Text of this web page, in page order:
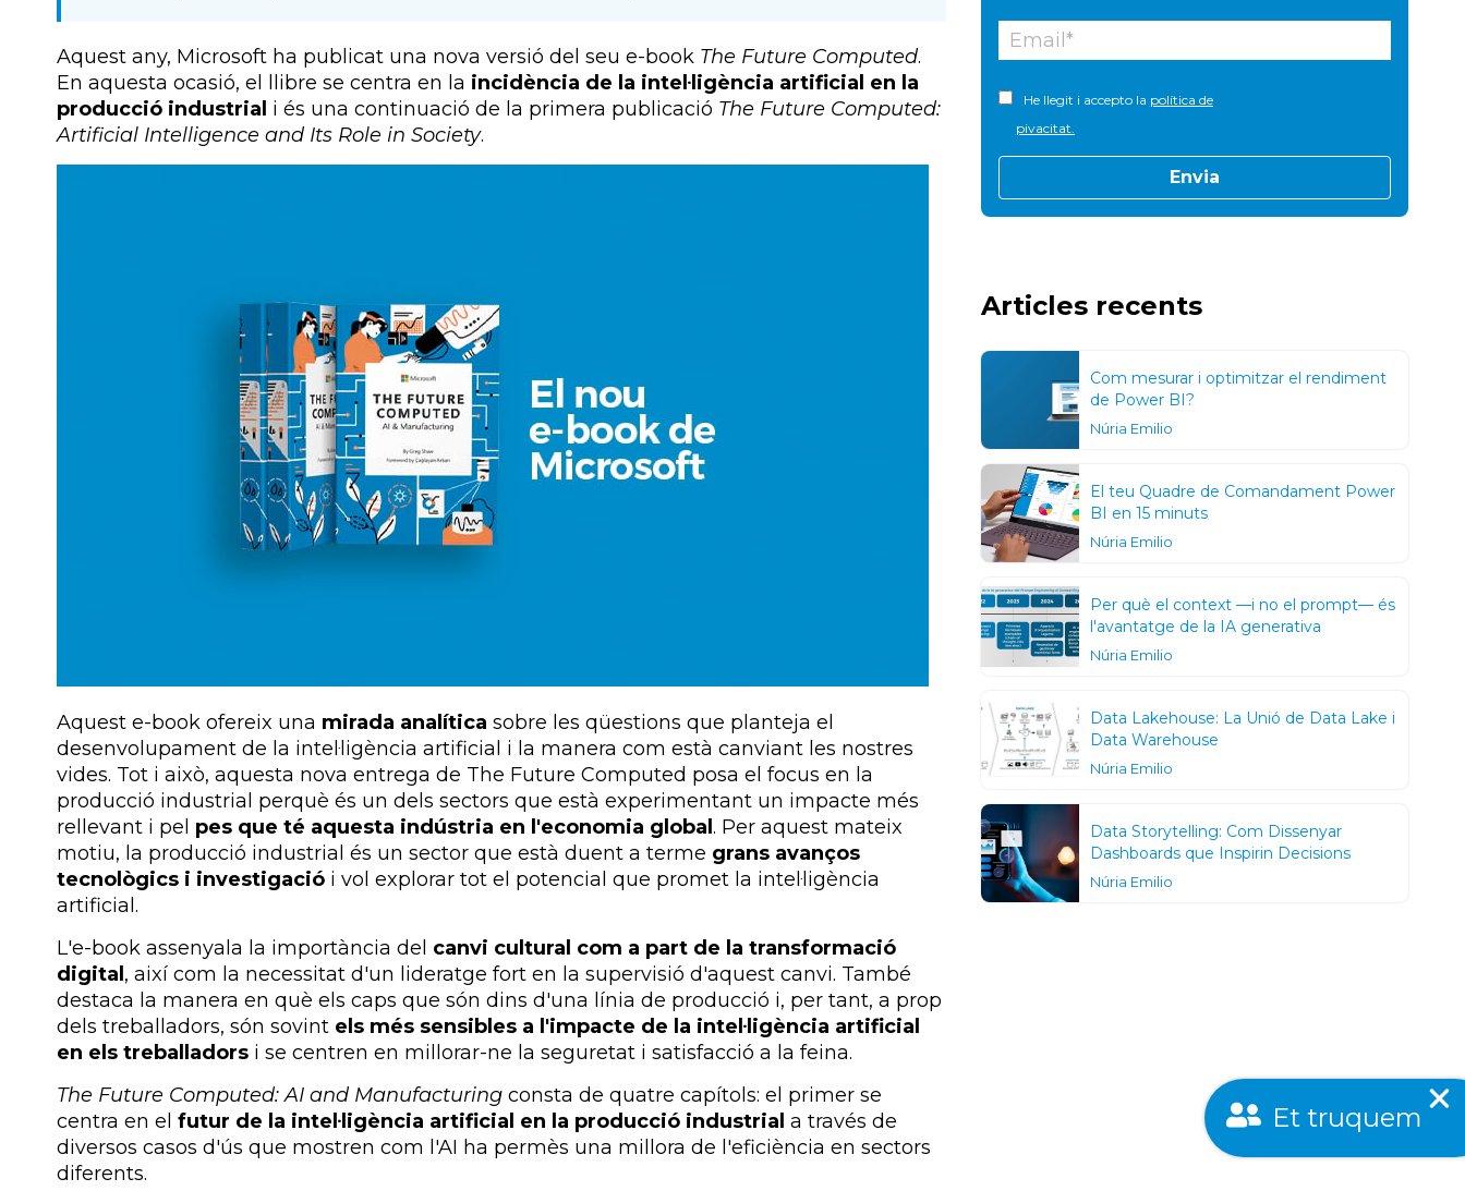
Aquest any, Microsoft ha publicat una nova versió del seu e-book The Future Computed.
En aquesta ocasió, el llibre se centra en la incidència de la intel·ligència artificial en la
producció industrial i és una continuació de la primera publicació The Future Computed:
Artificial Intelligence and Its Role in Society.
Aquest e-book ofereix una mirada analítica sobre les qüestions que planteja el
desenvolupament de la intel·ligència artificial i la manera com està canviant les nostres
vides. Tot i això, aquesta nova entrega de The Future Computed posa el focus en la
producció industrial perquè és un dels sectors que està experimentant un impacte més
rellevant i pel pes que té aquesta indústria en l'economia global . Per aquest mateix
motiu, la producció industrial és un sector que està duent a terme grans avanços
tecnològics i investigació i vol explorar tot el potencial que promet la intel·ligència
artificial.
L'e-book assenyala la importància del canvi cultural com a part de la transformació
digital , així com la necessitat d'un lideratge fort en la supervisió d'aquest canvi. També
destaca la manera en què els caps que són dins d'una línia de producció i, per tant, a prop
dels treballadors, són sovint els més sensibles a l'impacte de la intel·ligència artificial
en els treballadors i se centren en millorar-ne la seguretat i satisfacció a la feina.
The Future Computed: AI and Manufacturing consta de quatre capítols: el primer se
centra en el futur de la intel·ligència artificial en la producció industrial a través de
diversos casos d'ús que mostren com l'AI ha permès una millora de l'eficiència en sectors
diferents.
He llegit i accepto la política de
pivacitat.
Articles recents
Com mesurar i optimitzar el rendiment
de Power BI?
Núria Emilio
El teu Quadre de Comandament Power
BI en 15 minuts
Núria Emilio
Per què el context —i no el prompt— és
l'avantatge de la IA generativa
Núria Emilio
Data Lakehouse: La Unió de Data Lake i
Data Warehouse
Núria Emilio
Data Storytelling: Com Dissenyar
Dashboards que Inspirin Decisions
Núria Emilio
Et truquem